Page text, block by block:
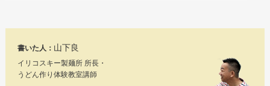
書いた人： 山下良
イリコスキー製麺所 所長・
うどん作り体験教室講師